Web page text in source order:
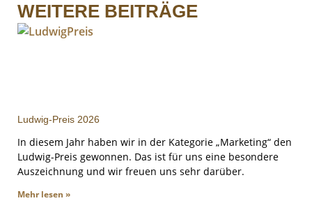
WEITERE BEITRÄGE
Ludwig-Preis 2026
In diesem Jahr haben wir in der Kategorie „Marketing“ den
Ludwig-Preis gewonnen. Das ist für uns eine besondere
Auszeichnung und wir freuen uns sehr darüber.
Mehr lesen »